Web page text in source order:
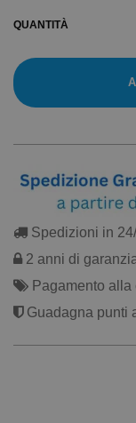
QUANTITÀ
Spedizioni in
2 anni di
Pagamento
Guadagna punti